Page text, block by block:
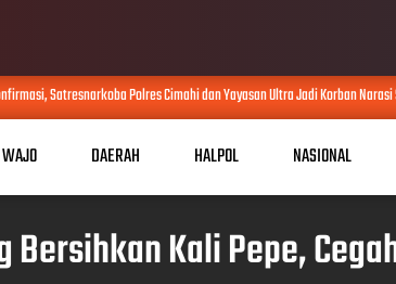
Satresnarkoba Polres Cimahi dan Yayasan Ultra Jadi Korban Narasi
DAERAH HALPOL NASIONAL
Bersihkan Kali Pepe,